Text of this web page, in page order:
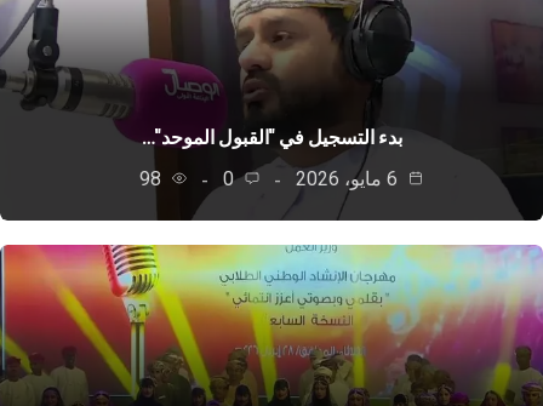
بدء التسجيل في "القبول الموحد"…
0
98